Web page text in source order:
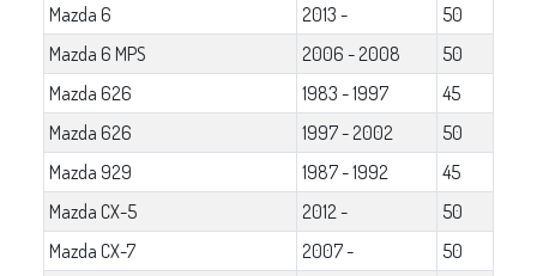
Mazda 6
2013 -
50
Mazda 6 MPS
2006 - 2008
50
Mazda 626
1983 - 1997
45
Mazda 626
1997 - 2002
50
Mazda 929
1987 - 1992
45
Mazda CX-5
2012 -
50
Mazda CX-7
2007 -
50